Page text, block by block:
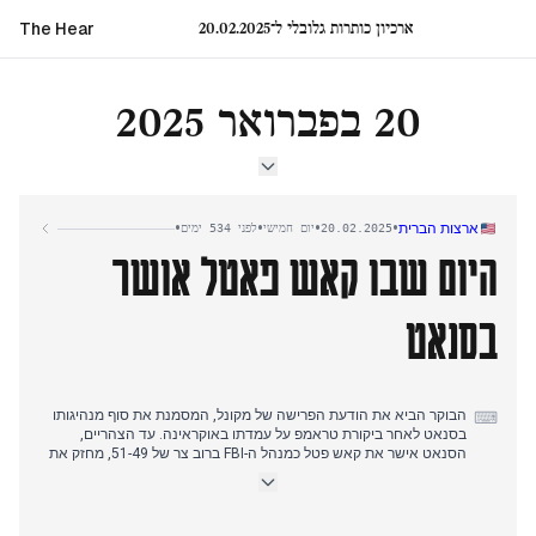
The Hear ארכיון כותרות גלובלי ל־20.02.2025
20 בפברואר 2025
ארצות הברית•
20.02.2025
•יום חמישי•לפני 534 ימים •
היום שבו קאש פאטל אושר
בסנאט
⌨ הבוקר הביא את הודעת הפרישה של מקונל, המסמנת את סוף מנהיגותו
בסנאט לאחר ביקורת טראמפ על עמדתו באוקראינה. עד הצהריים,
הסנאט אישר את קאש פטל כמנהל ה-FBI ברוב צר של 51-49, מחזק את